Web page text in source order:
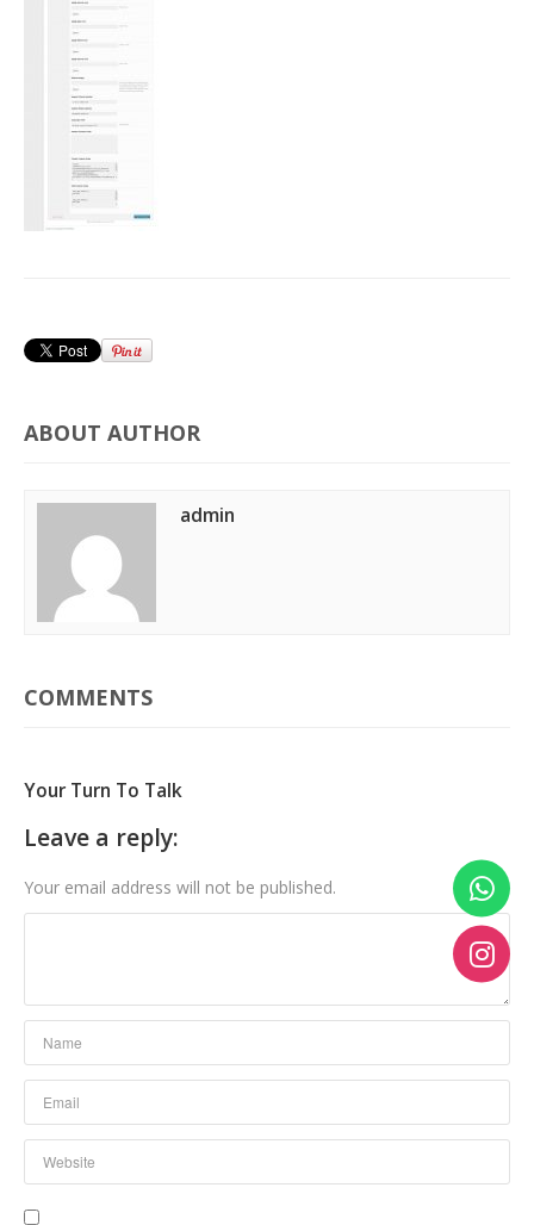
ABOUT AUTHOR
admin
COMMENTS
Your Turn To Talk
Leave a reply:
Your email address will not be published.